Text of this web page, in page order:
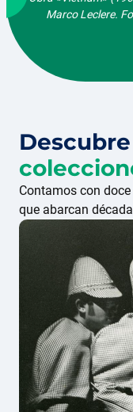
Marco Leclere.
Contamos con
que abarcan